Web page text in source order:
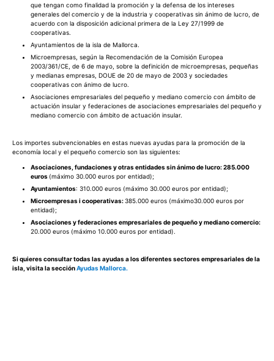
que tengan como finalidad la promoción y la defensa de los intereses
generales del comercio y de la industria y cooperativas sin ánimo de lucro, de
acuerdo con la disposición adicional primera de la Ley 27/1999 de
cooperativas.
Ayuntamientos de la isla de Mallorca.
Microempresas, según la Recomendación de la Comisión Europea
2003/361/CE, de 6 de mayo, sobre la definición de microempresas, pequeñas
y medianas empresas, DOUE de 20 de mayo de 2003 y sociedades
cooperativas con ánimo de lucro.
Asociaciones empresariales del pequeño y mediano comercio con ámbito de
actuación insular y federaciones de asociaciones empresariales del pequeño y
mediano comercio con ámbito de actuación insular.
Los importes subvencionables en estas nuevas ayudas para la promoción de la
economía local y el pequeño comercio son las siguientes:
Asociaciones, fundaciones y otras entidades sin ánimo de lucro: 285.000
euros (máximo 30.000 euros por entidad);
Ayuntamientos: 310.000 euros (máximo 30.000 euros por entidad);
Microempresas i cooperativas:385.000 euros (máximo30.000 euros por
entidad);
Asociaciones y federaciones empresariales de pequeño y mediano comercio:
20.000 euros (máximo 10.000 euros por entidad).
Si quieres consultar todas las ayudas a los diferentes sectores empresariales de la
isla, visita la secciónAyudas Mallorca.